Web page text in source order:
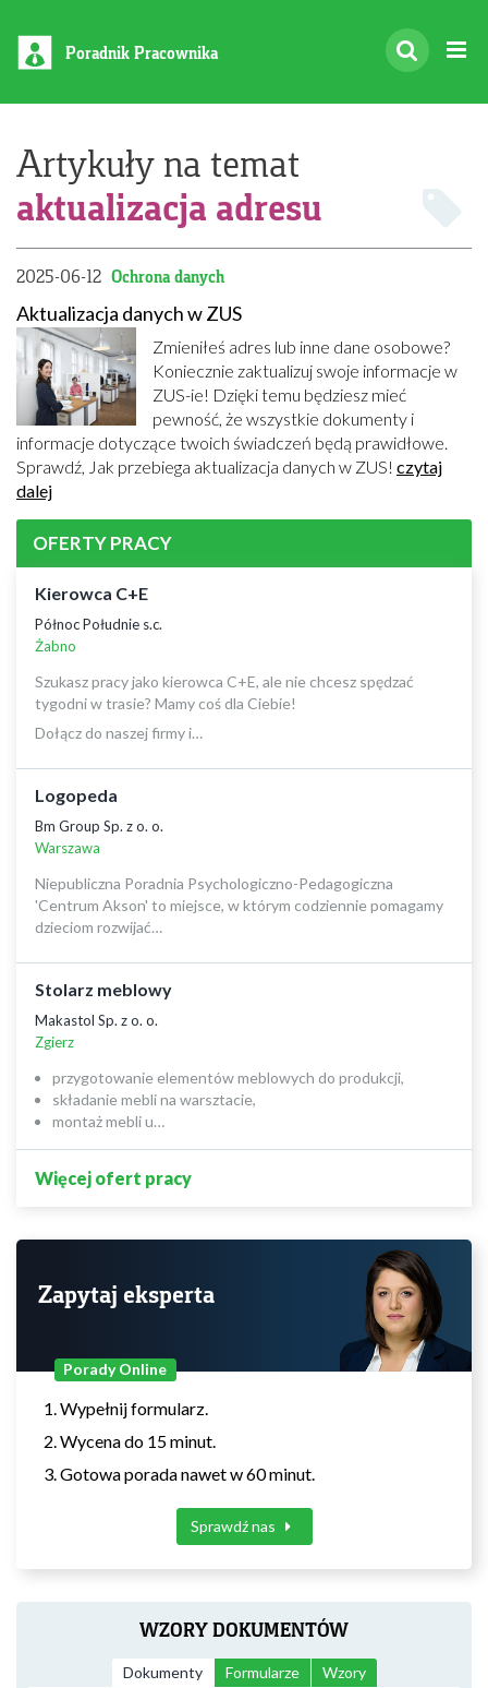
Poradnik Pracownika
Artykuły na temat
aktualizacja adresu
2025-06-12 Ochrona danych
Aktualizacja danych w ZUS
Zmieniłeś adres lub inne dane osobowe?
Koniecznie zaktualizuj swoje informacje w
ZUS-ie! Dzięki temu będziesz mieć
pewność, że wszystkie dokumenty i
informacje dotyczące twoich świadczeń będą prawidłowe.
Sprawdź, Jak przebiega aktualizacja danych w ZUS! czytaj
dalej
OFERTY PRACY
Kierowca C+E
Północ Południe s.c.
Żabno
Szukasz pracy jako kierowca C+E, ale nie chcesz spędzać
tygodni w trasie? Mamy coś dla Ciebie!
Dołącz do naszej firmy i…
Logopeda
Bm Group Sp. z o. o.
Warszawa
Niepubliczna Poradnia Psychologiczno-Pedagogiczna
'Centrum Akson' to miejsce, w którym codziennie pomagamy
dzieciom rozwijać…
Stolarz meblowy
Makastol Sp. z o. o.
Zgierz
przygotowanie elementów meblowych do produkcji,
składanie mebli na warsztacie,
montaż mebli u…
Więcej ofert pracy
Zapytaj eksperta
Porady Online
Wypełnij formularz.
Wycena do 15 minut.
Gotowa porada nawet w 60 minut.
Sprawdź nas
WZORY DOKUMENTÓW
Dokumenty Formularze Wzory